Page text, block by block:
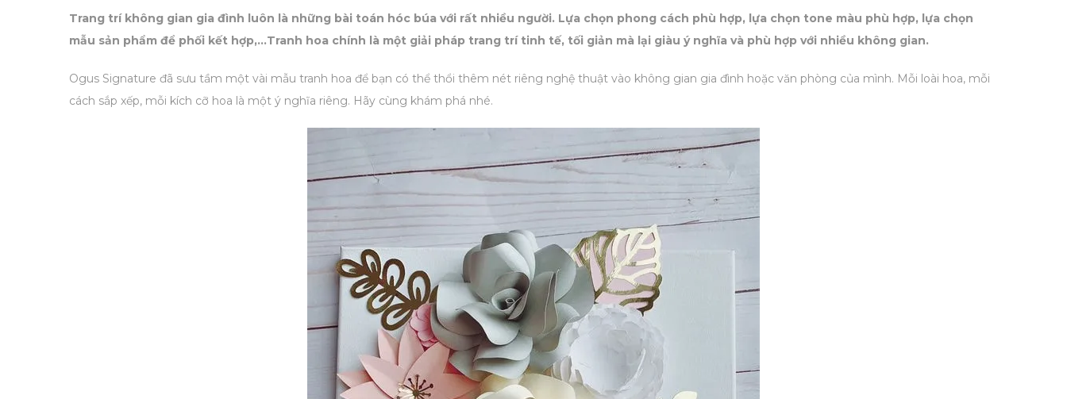
Trang trí không gian gia đình luôn là những bài toán hóc búa với rất nhiều người. Lựa chọn phong cách phù hợp, lựa chọn tone màu phù hợp, lựa chọn
mẫu sản phẩm để phối kết hợp,…Tranh hoa chính là một giải pháp trang trí tinh tế, tối giản mà lại giàu ý nghĩa và phù hợp với nhiều không gian.
Ogus Signature đã sưu tầm một vài mẫu tranh hoa để bạn có thể thổi thêm nét riêng nghệ thuật vào không gian gia đình hoặc văn phòng của mình. Mỗi loài hoa, mỗi
cách sắp xếp, mỗi kích cỡ hoa là một ý nghĩa riêng. Hãy cùng khám phá nhé.